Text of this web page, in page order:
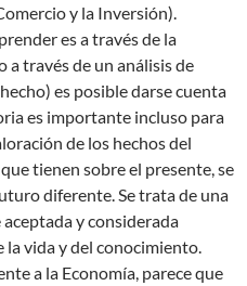
y la Inversión).
es a través de la
a través de un análisis de
es posible darse cuenta
es importante incluso para
de los hechos del
tienen sobre el presente, se
diferente. Se trata de una
y considerada
la vida y del conocimiento.
a la Economía, parece que